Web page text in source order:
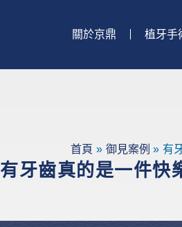
關於京鼎 植牙手
首頁 御見案例 有
有牙齒真的是一件